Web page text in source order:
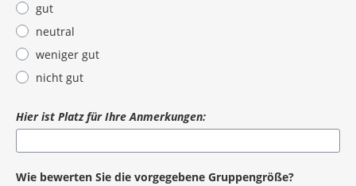
gut
neutral
weniger gut
nicht gut
Hier ist Platz für Ihre Anmerkungen:
Wie bewerten Sie die vorgegebene Gruppengröße?